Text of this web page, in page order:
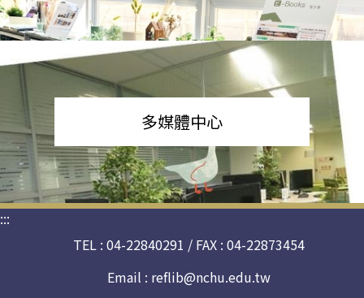
多媒體中心
:::
TEL : 04-22840291 / FAX : 04-22873454
Email : reflib@nchu.edu.tw